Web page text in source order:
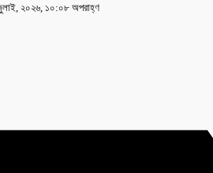
২০২৬, ১০:০৮ অপরাহ্ণ